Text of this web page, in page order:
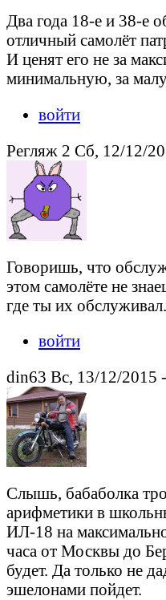
Два года 18-е и 38-е
отличный самолёт
И ценят его не за
минимальную, за
войти
Регляж 2 Сб, 12/12/
Говоришь, что
этом самолёте не
где ты их обслуживал.
войти
din63 Вс, 13/12/2015
Слышь, бабаболка
арифметики в
ИЛ-18 на
часа от Москвы до
будет. Да только не
эшелонами пойдет.